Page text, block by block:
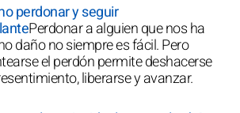
perdonar y seguir
Perdonar a alguien que nos ha
daño no siempre es fácil. Pero
el perdón permite deshacerse
liberarse y avanzar.